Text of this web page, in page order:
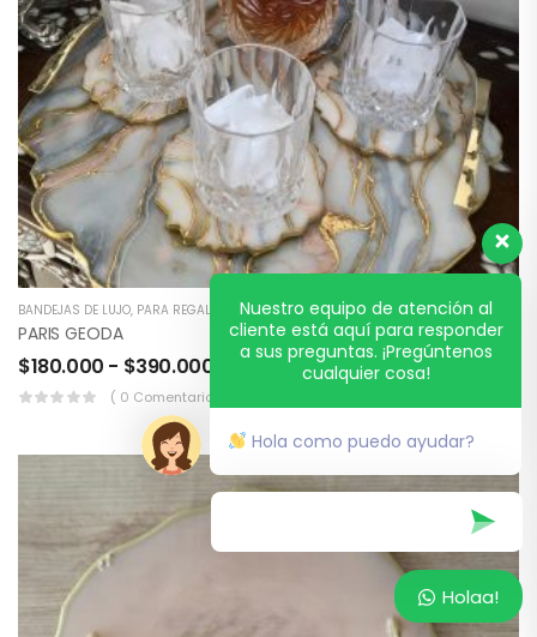
BANDEJAS DE LUJO, PARA REGALAR
PARIS GEODA
$180.000 - $390.000
( 0 Comentarios )
Nuestro equipo de atención al
cliente está aquí para responder
a sus preguntas. ¡Pregúntenos
cualquier cosa!
Hola como puedo ayudar?
Holaa!